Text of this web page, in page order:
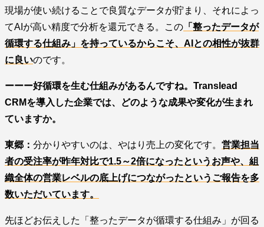
現場が使い続けることで良質なデータが貯まり、それによっ
てAIが高い精度で分析を還元できる。この 「整ったデータが
循環する仕組み」を持っているからこそ、AIとの相性が抜群
に良いのです。
ーーー好循環を生む仕組みがあるんですね。Translead
CRMを導入した企業では、どのような成果や変化が生まれ
ていますか。
東郷： 分かりやすいのは、やはり売上の変化です。 営業担当
者の受注率が昨年対比で1.5～2倍になったというお声や、組
織全体の営業レベルの底上げにつながったというご報告を多
数いただいています。
先ほどお伝えした「整ったデータが循環する仕組み」が回る